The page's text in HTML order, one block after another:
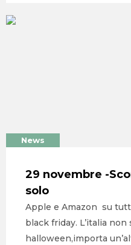
News
29 novembre -
solo
Apple e Amazon su
black friday. L’italia
halloween,importa